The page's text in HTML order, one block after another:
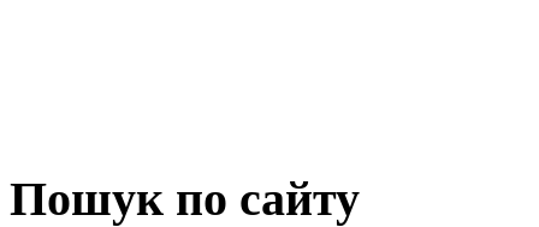
Пошук по сайту